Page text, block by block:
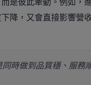
是彼此牽動。例如，
降，又會直接影響營
同時做到品質穩、服務